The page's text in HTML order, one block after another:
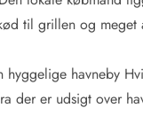
til grillen og meget
hyggelige havneby
der er udsigt over